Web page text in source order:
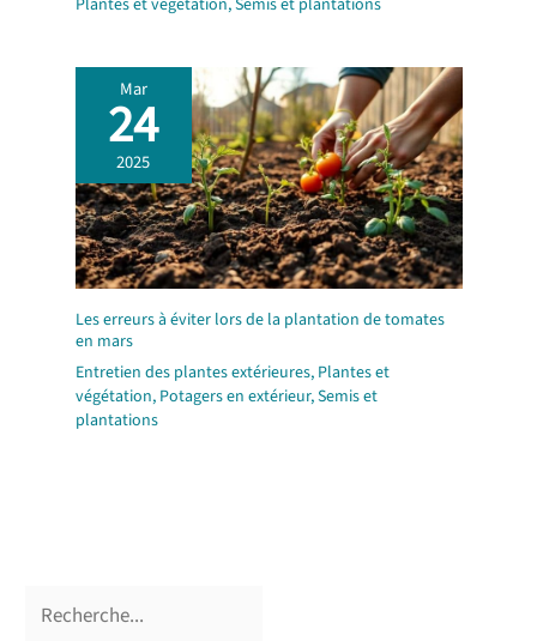
Plantes et végétation,Semis et plantations
Mar
24
2025
Les erreurs à éviter lors de la plantation de tomates
en mars
Entretien des plantes extérieures, Plantes et
végétation, Potagers en extérieur,Semis et
plantations